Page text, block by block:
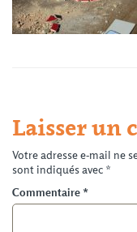
Laisser un
Votre adresse e-mail ne
sont indiqués avec *
Commentaire *